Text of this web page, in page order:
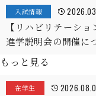
入試情報
【リハビリテーシ
進学説明会の開催に
もっと見る
在学生